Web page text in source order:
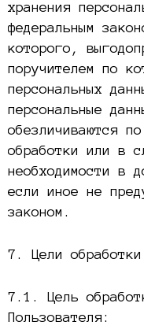
хранения
федеральным
которого,
поручителем по
персональных
персональные
обезличиваются
обработки или в
необходимости в
если иное не
законом.
7. Цели обработки
7.1. Цель
Пользователя: